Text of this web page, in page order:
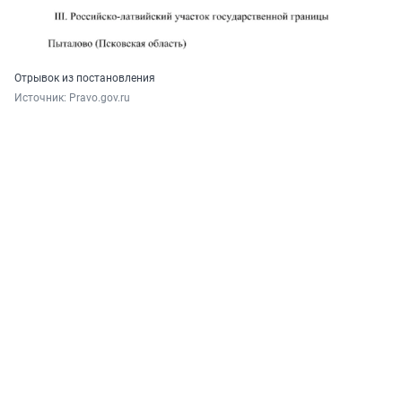
Отрывок из постановления
Источник: Pravo.gov.ru